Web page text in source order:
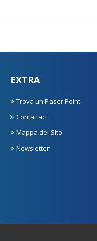
EXTRA
Trova un Paser Point
Contattaci
Mappa del Sito
Newsletter